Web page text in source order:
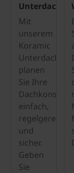
Mit
unserem
Koramic
planen
Sie Ihre
einfach,
regelgerecht
und
sicher.
Geben
Sie